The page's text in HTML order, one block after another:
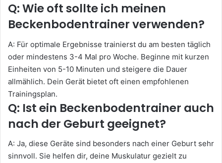
Q: Wie oft sollte ich meinen
Beckenbodentrainer verwenden?
A: Für optimale Ergebnisse trainierst du am besten täglich
oder mindestens 3-4 Mal pro Woche. Beginne mit kurzen
Einheiten von 5-10 Minuten und steigere die Dauer
allmählich. Dein Gerät bietet oft einen empfohlenen
Trainingsplan.
Q: Ist ein Beckenbodentrainer auch
nach der Geburt geeignet?
A: Ja, diese Geräte sind besonders nach einer Geburt sehr
sinnvoll. Sie helfen dir, deine Muskulatur gezielt zu